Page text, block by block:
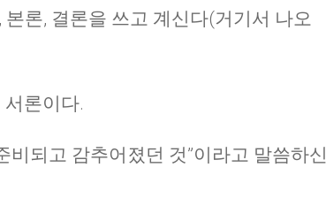
론, 결론을 쓰고 계신다(거기서 나오
론이다.
되고 감추어졌던 것”이라고 말씀하신